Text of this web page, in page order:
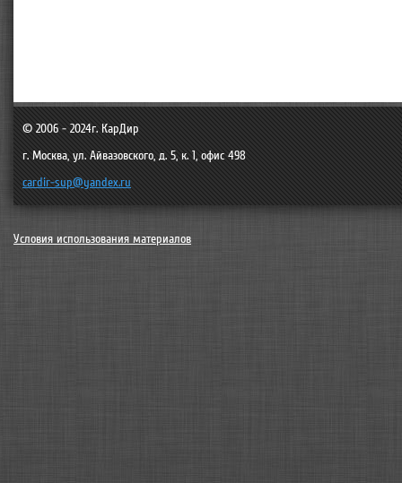
© 2006 - 2024г. КарДир
г. Москва, ул. Айвазовского, д. 5, к. 1, офис 498
cardir-sup@yandex.ru
Условия использования материалов